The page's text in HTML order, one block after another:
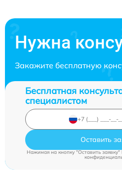
Нужна
Закажите бесплатную
Бесплатная
специалистом
Оставить
Нажимая на кнопку "Оставить